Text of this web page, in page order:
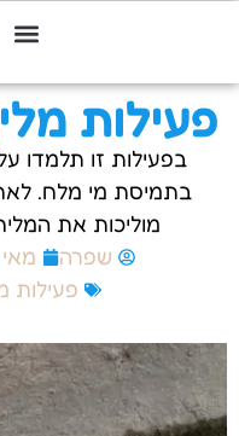
פעילות
בפעילות זו תלמדו
בתמיסת מי מלח.
מוליכות את
שפרה
מאי 29, 2024
פעילות